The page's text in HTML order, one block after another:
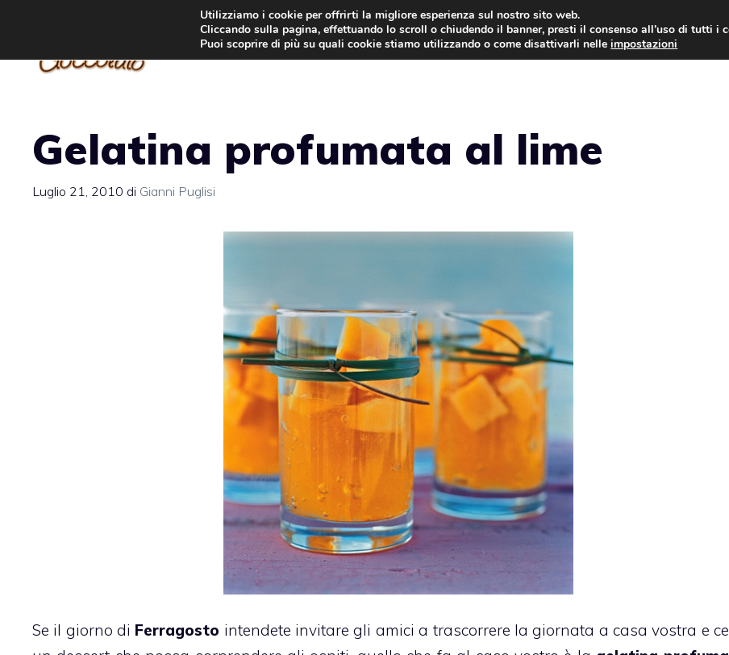
contenuto
TORTE AL CIOCCOLATO TORTE CLASSICHE
Gelatina profumata al lime
Luglio 21, 2010 di Gianni Puglisi
Se il giorno di Ferragosto intendete invitare gli amici a trascorrere la giornata a casa vostra e
Utilizziamo i cookie per offrirti la migliore esperienza sul nostro sito web.
Cliccando sulla pagina, effettuando lo scroll o chiudendo il banner, presti il consenso all’uso di tutti i
Puoi scoprire di più su quali cookie stiamo utilizzando o come disattivarli nelleimpostazioni